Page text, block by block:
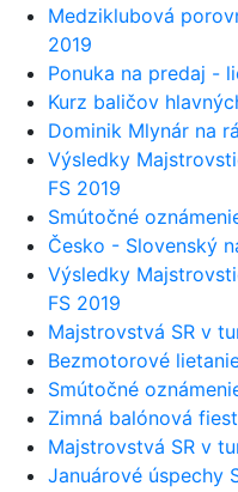
Medziklubová
2019
Ponuka na predaj -
Kurz baličov
Dominik Mlynár na
Výsledky
FS 2019
Smútočné
Česko - Slovenský
Výsledky
FS 2019
Majstrovstvá SR v
Bezmotorové
Smútočné
Zimná balónová
Majstrovstvá SR v
Januárové úspechy